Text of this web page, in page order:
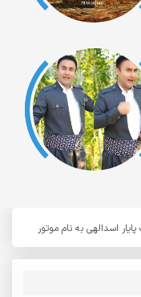
اسدالهی به نام موتور